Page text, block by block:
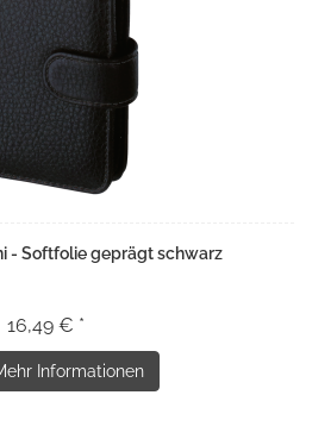
- Softfolie geprägt schwarz
16,49 € *
Informationen